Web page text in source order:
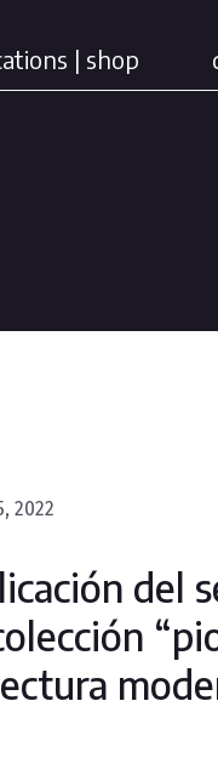
| shop
2022
del